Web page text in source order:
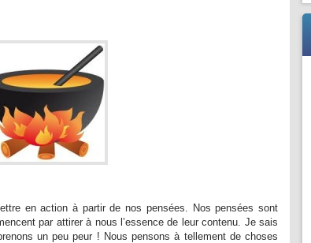
en action à partir de nos pensées. Nos pensées sont
par attirer à nous l’essence de leur contenu. Je sais
un peu peur ! Nous pensons à tellement de choses